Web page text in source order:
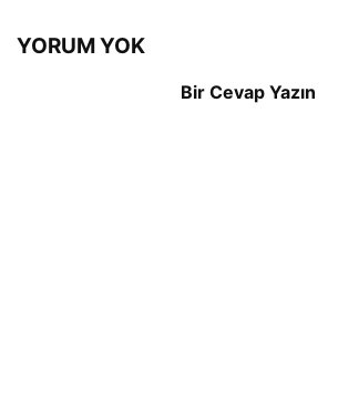
YORUM YOK
Bir Cevap Yazın